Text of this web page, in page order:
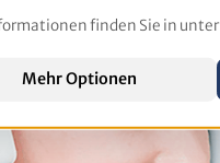
finden Sie in unter
Mehr Optionen